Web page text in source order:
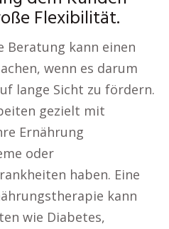
Flexibilität.
Beratung kann einen
wenn es darum
lange Sicht zu fördern.
gezielt mit
Ernährung
oder
haben. Eine
kann
wie Diabetes,